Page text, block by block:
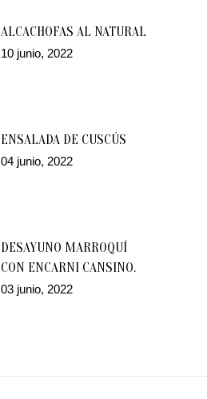
ALCACHOFAS AL NATURAL
10 junio, 2022
ENSALADA DE CUSCÚS
04 junio, 2022
DESAYUNO MARROQUÍ
CON ENCARNI CANSINO.
03 junio, 2022